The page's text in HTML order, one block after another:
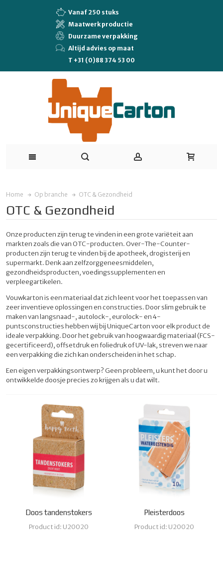
Vanaf 250 stuks
Maatwerk productie
Duurzame verpakking
Altijd advies op maat
T +31 (0)88 374 53 00
Home Op branche OTC & Gezondheid
OTC & Gezondheid
Onze producten zijn terug te vinden in een grote variëteit aan
markten zoals die van OTC-producten. Over-The-Counter-
producten zijn terug te vinden bij de apotheek, drogisterij en
supermarkt. Denk aan zelfzorggeneesmiddelen,
gezondheidsproducten, voedingssupplementen en
verpleegartikelen.
Vouwkarton is een materiaal dat zich leent voor het toepassen van
zeer inventieve oplossingen en constructies. Door slim gebruik te
maken van langsnaad-, autolock-, eurolock- en 4-
puntsconstructies hebben wij bij UniqueCarton voor elk product de
ideale verpakking. Door het gebruik van hoogwaardig materiaal (FCS-
gecertificeerd), offsetdruk en foliedruk of UV-lak, streven we naar
een verpakking die zich kan onderscheiden in het schap.
Een eigen verpakkingsontwerp? Geen probleem, u kunt het door u
ontwikkelde doosje precies zo krijgen als u dat wilt.
Doos tandenstokers
Product id: U20020
Pleisterdoos
Product id: U20020